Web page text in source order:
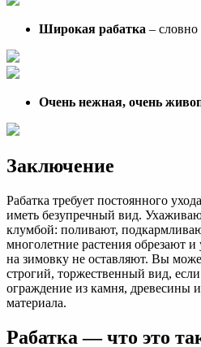
Широкая рабатка –
Очень нежная, очень
Заключение
Рабатка требует постоянного
иметь безупречный вид.
клумбой: поливают,
многолетние растения обрезают
на зимовку не оставляют. Вы
строгий, торжественный вид, если
ограждение из камня, древесины
материала.
Рабатка — что это